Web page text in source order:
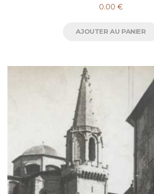
0.00 €
AJOUTER AU PANIER